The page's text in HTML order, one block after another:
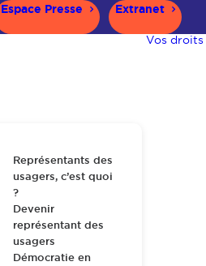
Espace Presse Extranet
Représentants des
usagers, c’est quoi
?
Devenir
représentant des
usagers
Démocratie en
Vos droits